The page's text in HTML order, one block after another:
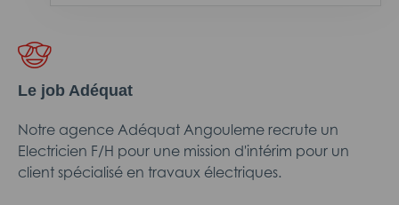
Le job Adéquat
Notre agence Adéquat Angouleme recrute un
Electricien F/H pour une mission d'intérim pour un
client spécialisé en travaux électriques.